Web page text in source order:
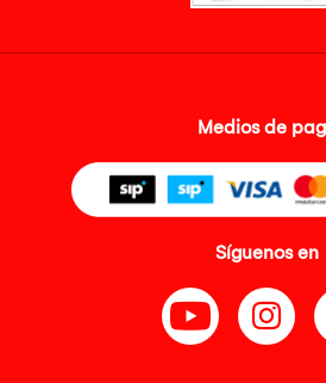
Medios de
Síguenos en